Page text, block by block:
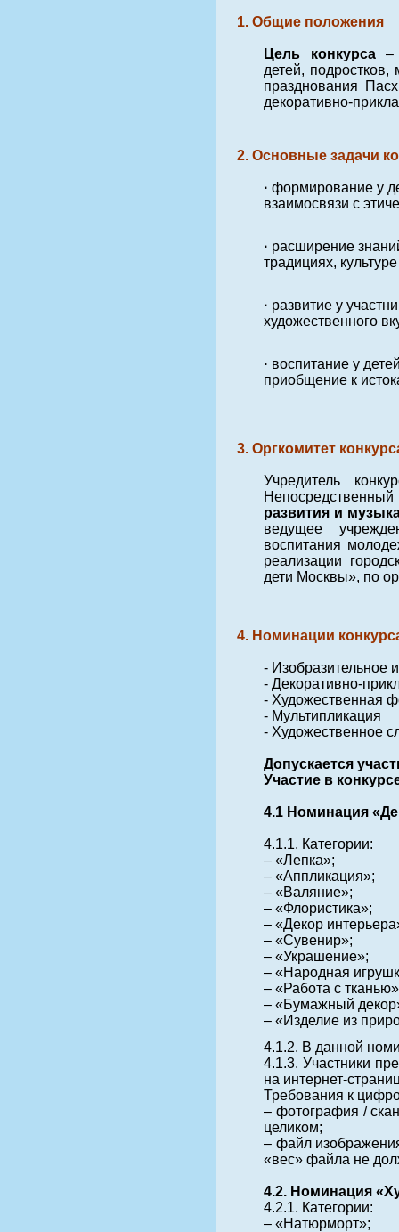
1. Общие положения
Цель конкурса–
детей,
празднования
декоративно-
2. Основные задачи
· формирование у
взаимосвязи с
· расширение
традициях,
· развитие у
художественного
· воспитание у
приобщение к
3. Оргкомитет
Учредитель
развития и
ведущее
воспитания
реализации
дети Москвы», по
4. Номинации
- Изобразительное
- Декоративно-
- Художественная
- Мультипликация
- Художественное
Допускается
Участие в
4.1 Номинация
4.1.1. Категории:
– «Лепка»;
– «Аппликация»;
– «Валяние»;
– «Флористика»;
– «Декор
– «Сувенир»;
– «Украшение»;
– «Народная
– «Работа с
– «Бумажный
– «Изделие из
4.1.2. В данной
4.1.3. Участники
на интернет-
Требования к
– фотография /
целиком;
– файл
«вес» файла не
4.2. Номинация
4.2.1. Категории:
– «Натюрморт»;